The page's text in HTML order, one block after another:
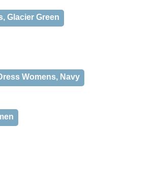
Glacier Green
Womens, Navy